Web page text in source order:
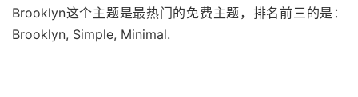
Brooklyn这个主题是最热门的免费主题，排名前三的是：
Brooklyn, Simple, Minimal.